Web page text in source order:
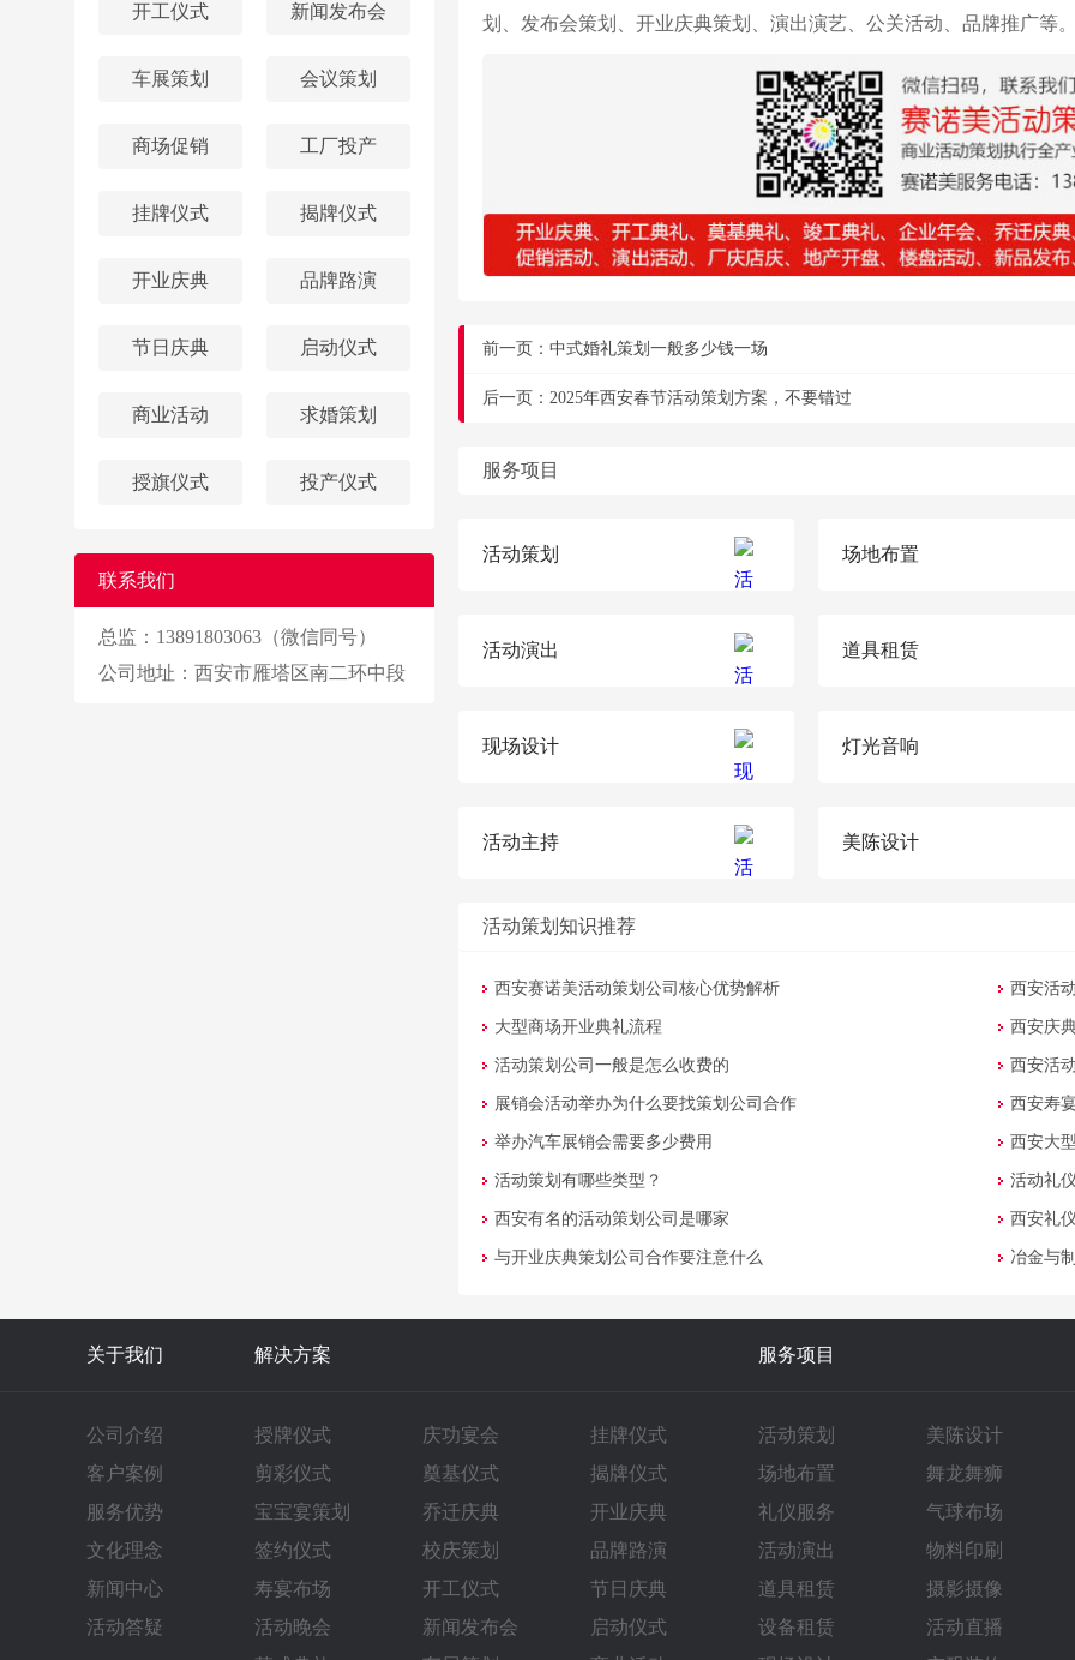
开工仪式 新闻发布会
车展策划 会议策划
商场促销 工厂投产
挂牌仪式 揭牌仪式
开业庆典 品牌路演
节日庆典 启动仪式
商业活动 求婚策划
授旗仪式 投产仪式
联系我们
总监：13891803063（微信同号）
公司地址：西安市雁塔区南二环中段
划、发布会策划、开业庆典策划、演出演艺、公关活动、品牌推广等
前一页： 中式婚礼策划一般多少钱一场
后一页： 2025年西安春节活动策划方案，不要错过
服务项目
活动策划 场地布置
活动演出 道具租赁
现场设计 灯光音响
活动主持 美陈设计
活动策划知识推荐
西安赛诺美活动策划公司核心优势解析
大型商场开业典礼流程
活动策划公司一般是怎么收费的
展销会活动举办为什么要找策划公司合作
举办汽车展销会需要多少费用
活动策划有哪些类型？
西安有名的活动策划公司是哪家
与开业庆典策划公司合作要注意什么
西安活
西安庆
西安活
西安寿
西安大
活动礼
西安礼
冶金与
关于我们 解决方案 服务项目
公司介绍
客户案例
服务优势
文化理念
新闻中心
活动答疑
授牌仪式
剪彩仪式
宝宝宴策划
签约仪式
寿宴布场
活动晚会
庆功宴会
奠基仪式
乔迁庆典
校庆策划
开工仪式
新闻发布会
挂牌仪式
揭牌仪式
开业庆典
品牌路演
节日庆典
启动仪式
活动策划
场地布置
礼仪服务
活动演出
道具租赁
设备租赁
美陈设计
舞龙舞狮
气球布场
物料印刷
摄影摄像
活动直播